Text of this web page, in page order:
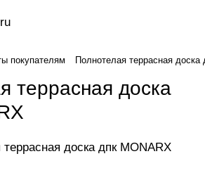
покупателям Полнотелая террасная доска
террасная доска